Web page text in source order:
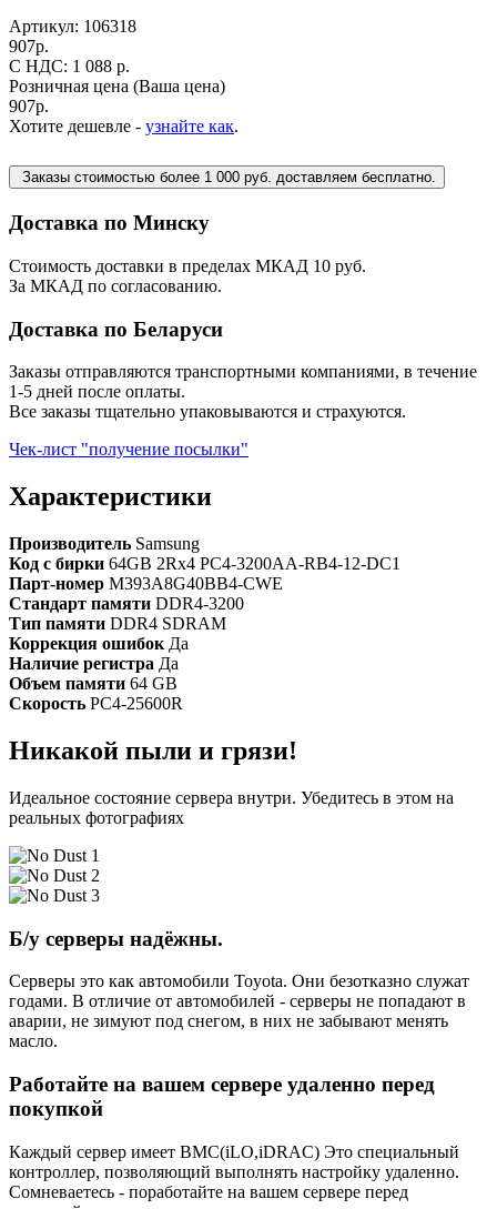
Артикул: 106318
907р.
C НДС: 1 088 р.
Розничная цена (Ваша цена)
907р.
Хотите дешевле - узнайте как.
Заказы стоимостью более 1 000 руб. доставляем бесплатно.
Доставка по Минску
Стоимость доставки в пределах МКАД 10 руб.
За МКАД по согласованию.
Доставка по Беларуси
Заказы отправляются транспортными компаниями, в течение
1-5 дней после оплаты.
Все заказы тщательно упаковываются и страхуются.
Чек-лист "получение посылки"
Характеристики
Производитель Samsung
Код с бирки 64GB 2Rx4 PC4-3200AA-RB4-12-DC1
Парт-номер M393A8G40BB4-CWE
Стандарт памяти DDR4-3200
Тип памяти DDR4 SDRAM
Коррекция ошибок Да
Наличие регистра Да
Объем памяти 64 GB
Скорость PC4-25600R
Никакой пыли и грязи!
Идеальное состояние сервера внутри. Убедитесь в этом на
реальных фотографиях
Б/у серверы надёжны.
Серверы это как автомобили Toyota. Они безотказно служат
годами. В отличие от автомобилей - серверы не попадают в
аварии, не зимуют под снегом, в них не забывают менять
масло.
Работайте на вашем сервере удаленно перед
покупкой
Каждый сервер имеет BMC(iLO,iDRAC) Это специальный
контроллер, позволяющий выполнять настройку удаленно.
Сомневаетесь - поработайте на вашем сервере перед